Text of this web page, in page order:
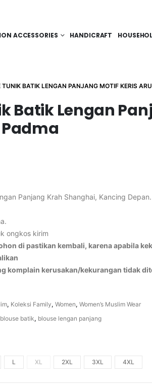
ACCESSORIES HANDICRAFT
TUNIK BATIK LENGAN PANJANG MOTIF KERIS
Batik Lengan
Panjang Krah Shanghai, Kancing Depan.
ongkos kirim
di pastikan kembali, karena apabila
komplain kerusakan/kekurangan tidak
, Koleksi Family,Women,Women’s Muslim Wear
blouse batik, blouse lengan panjang
L XL 2XL 3XL 4XL